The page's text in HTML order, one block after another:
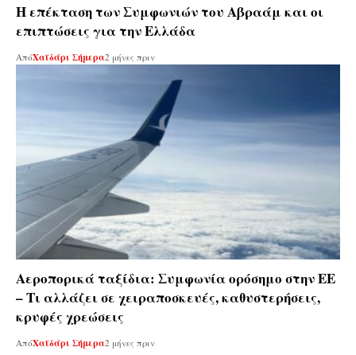
Η επέκταση των Συμφωνιών του Αβραάμ και οι
επιπτώσεις για την Ελλάδα
ΑπόΧαϊδάρι Σήμερα2 μήνες πριν
Αεροπορικά ταξίδια: Συμφωνία ορόσημο στην ΕΕ
– Τι αλλάζει σε χειραποσκευές, καθυστερήσεις,
κρυφές χρεώσεις
ΑπόΧαϊδάρι Σήμερα2 μήνες πριν